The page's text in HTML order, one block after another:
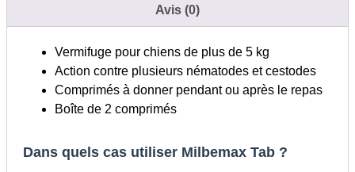
comprimés
Avis (0)
Vermifuge pour chiens de plus de 5 kg
Action contre plusieurs nématodes et cestodes
Comprimés à donner pendant ou après le repas
Boîte de 2 comprimés
Dans quels cas utiliser Milbemax Tab ?